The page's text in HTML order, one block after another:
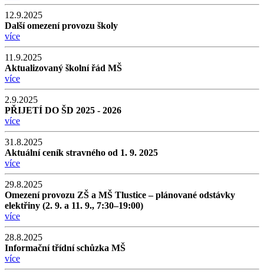
12.9.2025
Další omezení provozu školy
více
11.9.2025
Aktualizovaný školní řád MŠ
více
2.9.2025
PŘIJETÍ DO ŠD 2025 - 2026
více
31.8.2025
Aktuální ceník stravného od 1. 9. 2025
více
29.8.2025
Omezení provozu ZŠ a MŠ Tlustice – plánované odstávky
elektřiny (2. 9. a 11. 9., 7:30–19:00)
více
28.8.2025
Informační třídní schůzka MŠ
více